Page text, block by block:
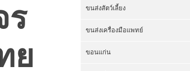
ร
ย
ขนส่งสัตว์เลี้ยง
ขนส่งเครื่องมือแพทย์
ขอนแก่น